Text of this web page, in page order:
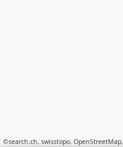
©search.ch, swisstopo, OpenStreetMap,